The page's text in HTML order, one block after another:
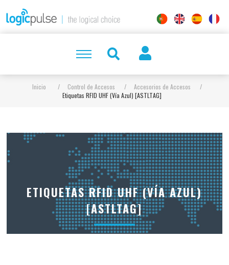
Inicio / Control de Accesos / Accesorios de Accesos
/
Etiquetas RFID UHF (Vía Azul) [ASTLTAG]
ETIQUETAS RFID UHF (VÍA AZUL)
[ASTLTAG]